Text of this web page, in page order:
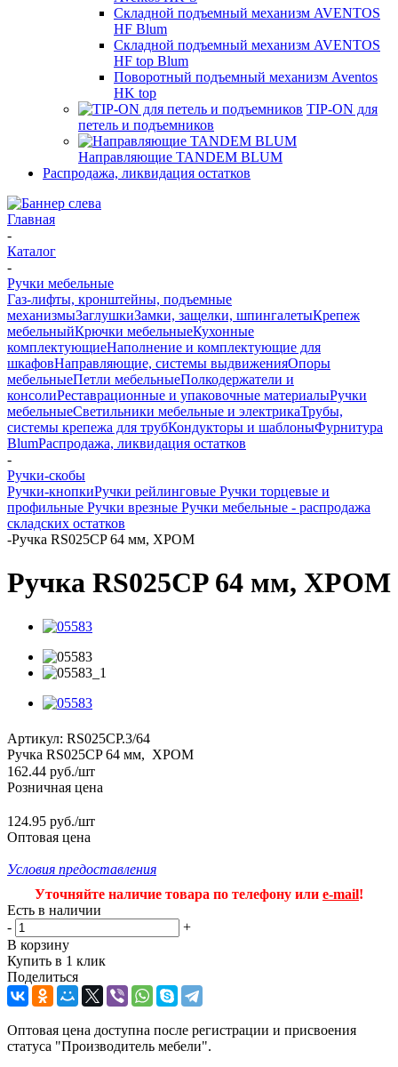
Складной подъемный механизм AVENTOS
HF Blum
Складной подъемный механизм AVENTOS
HF top Blum
Поворотный подъемный механизм Aventos
HK top
TIP-ON для
петель и подъемников
Направляющие TANDEM BLUM
Распродажа, ликвидация остатков
Главная
-
Каталог
-
Ручки мебельные
Газ-лифты, кронштейны, подъемные
механизмыЗаглушкиЗамки, защелки, шпингалетыКрепеж
мебельныйКрючки мебельныеКухонные
комплектующиеНаполнение и комплектующие для
шкафовНаправляющие, системы выдвиженияОпоры
мебельныеПетли мебельныеПолкодержатели и
консолиРеставрационные и упаковочные материалыРучки
мебельныеСветильники мебельные и электрикаТрубы,
системы крепежа для трубКондукторы и шаблоныФурнитура
BlumРаспродажа, ликвидация остатков
-
Ручки-скобы
Ручки-кнопкиРучки рейлинговые Ручки торцевые и
профильные Ручки врезные Ручки мебельные - распродажа
складских остатков
-Ручка RS025CP 64 мм, ХРОМ
Ручка RS025CP 64 мм, ХРОМ
Артикул: RS025CP.3/64
Ручка RS025CP 64 мм, ХРОМ
162.44 руб./шт
Розничная цена
124.95 руб./шт
Оптовая цена
Условия предоставления
Уточняйте наличие товара по телефону или e-mail!
Есть в наличии
-
+
В корзину
Купить в 1 клик
Поделиться
Оптовая цена доступна после регистрации и присвоения
статуса "Производитель мебели".